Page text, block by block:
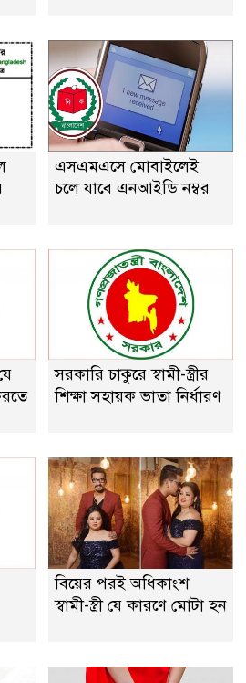
এসএমএসে মোবাইলেই
চলে যাবে এনআইডি নম্বর
সরকারি চাকুরে স্বামী-স্ত্রীর
শিক্ষা সহায়ক ভাতা নির্ধারণ
বিয়ের পরই অধিকাংশ
স্বামী-স্ত্রী যে কারণে মোটা হন